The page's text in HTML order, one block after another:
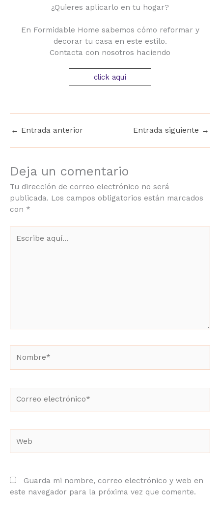
¿Quieres aplicarlo en tu hogar?
En Formidable Home sabemos cómo reformar y
decorar tu casa en este estilo.
Contacta con nosotros haciendo
click aquí
← Entrada anterior Entrada siguiente →
Deja un comentario
Tu dirección de correo electrónico no será
publicada. Los campos obligatorios están marcados
con *
aquí...
electrónico*
Guarda mi nombre, correo electrónico y web en
este navegador para la próxima vez que comente.